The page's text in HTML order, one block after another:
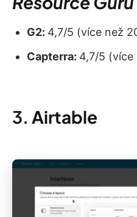
G2: 4,7/5 (více než
Capterra: 4,7/5
3. Airtable